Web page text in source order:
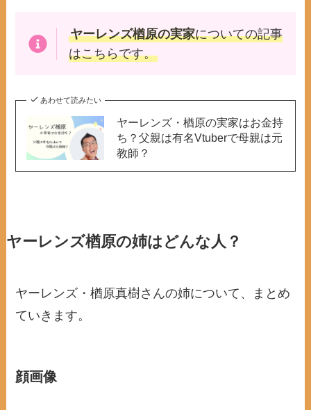
ヤーレンズ楢原の実家についての記事
はこちらです。
あわせて読みたい
ヤーレンズ・楢原の実家はお金持
ち？父親は有名Vtuberで母親は元
教師？
ヤーレンズ楢原の姉はどんな人？
ヤーレンズ・楢原真樹さんの姉について、まとめ
ていきます。
顔画像